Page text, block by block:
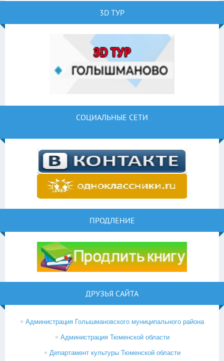
3D ТУР
СОЦИАЛЬНЫЕ СЕТИ
ПРОДЛЕНИЕ
ДРУЗЬЯ САЙТА
Администрация Голышмановского муниципального района
Администрация Тюменской области
Департамент культуры Тюменской области